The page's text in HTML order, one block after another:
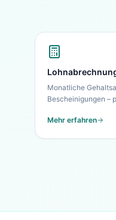
Monatliche
Bescheinigungen –
Mehr erfahren